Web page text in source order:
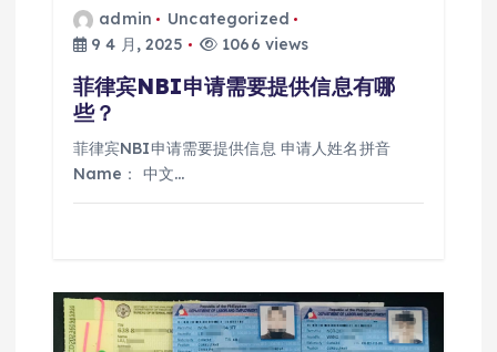
admin
Uncategorized
9 4 月, 2025
1066 views
菲律宾NBI申请需要提供信息有哪
些？
菲律宾NBI申请需要提供信息 申请人姓名拼音
Name： 中文…